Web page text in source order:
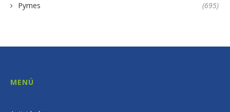
Pymes (695)
MENÚ